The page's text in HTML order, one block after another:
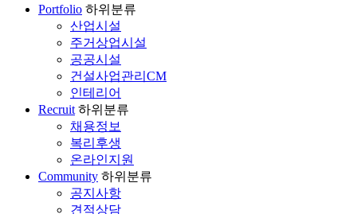
Portfolio 하위분류
산업시설
주거상업시설
공공시설
건설사업관리CM
인테리어
Recruit 하위분류
채용정보
복리후생
온라인지원
Community 하위분류
공지사항
견적상담